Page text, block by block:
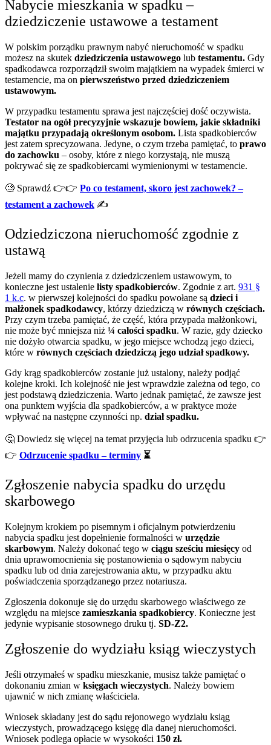
Nabycie mieszkania w spadku –
dziedziczenie ustawowe a testament
W polskim porządku prawnym nabyć nieruchomość w spadku
możesz na skutek dziedziczenia ustawowego lub testamentu. Gdy
spadkodawca rozporządził swoim majątkiem na wypadek śmierci w
testamencie, ma on pierwszeństwo przed dziedziczeniem
ustawowym.
W przypadku testamentu sprawa jest najczęściej dość oczywista.
Testator na ogół precyzyjnie wskazuje bowiem, jakie składniki
majątku przypadają określonym osobom. Lista spadkobierców
jest zatem sprecyzowana. Jedyne, o czym trzeba pamiętać, to prawo
do zachowku – osoby, które z niego korzystają, nie muszą
pokrywać się ze spadkobiercami wymienionymi w testamencie.
🧐 Sprawdź 👉👉 Po co testament, skoro jest zachowek? –
testament a zachowek ✍️
Odziedziczona nieruchomość zgodnie z
ustawą
Jeżeli mamy do czynienia z dziedziczeniem ustawowym, to
konieczne jest ustalenie listy spadkobierców. Zgodnie z art. 931 §
1 k.c. w pierwszej kolejności do spadku powołane są dzieci i
małżonek spadkodawcy, którzy dziedziczą w równych częściach.
Przy czym trzeba pamiętać, że część, która przypada małżonkowi,
nie może być mniejsza niż ¼ całości spadku. W razie, gdy dziecko
nie dożyło otwarcia spadku, w jego miejsce wchodzą jego dzieci,
które w równych częściach dziedziczą jego udział spadkowy.
Gdy krąg spadkobierców zostanie już ustalony, należy podjąć
kolejne kroki. Ich kolejność nie jest wprawdzie zależna od tego, co
jest podstawą dziedziczenia. Warto jednak pamiętać, że zawsze jest
ona punktem wyjścia dla spadkobierców, a w praktyce może
wpływać na następne czynności np. dział spadku.
🤔 Dowiedz się więcej na temat przyjęcia lub odrzucenia spadku 👉
👉 Odrzucenie spadku – terminy ⏳
Zgłoszenie nabycia spadku do urzędu
skarbowego
Kolejnym krokiem po pisemnym i oficjalnym potwierdzeniu
nabycia spadku jest dopełnienie formalności w urzędzie
skarbowym. Należy dokonać tego w ciągu sześciu miesięcy od
dnia uprawomocnienia się postanowienia o sądowym nabyciu
spadku lub od dnia zarejestrowania aktu, w przypadku aktu
poświadczenia sporządzanego przez notariusza.
Zgłoszenia dokonuje się do urzędu skarbowego właściwego ze
względu na miejsce zamieszkania spadkobiercy. Konieczne jest
jedynie wypisanie stosownego druku tj. SD-Z2.
Zgłoszenie do wydziału ksiąg wieczystych
Jeśli otrzymałeś w spadku mieszkanie, musisz także pamiętać o
dokonaniu zmian w księgach wieczystych. Należy bowiem
ujawnić w nich zmianę właściciela.
Wniosek składany jest do sądu rejonowego wydziału ksiąg
wieczystych, prowadzącego księgę dla danej nieruchomości.
Wniosek podlega opłacie w wysokości 150 zł.